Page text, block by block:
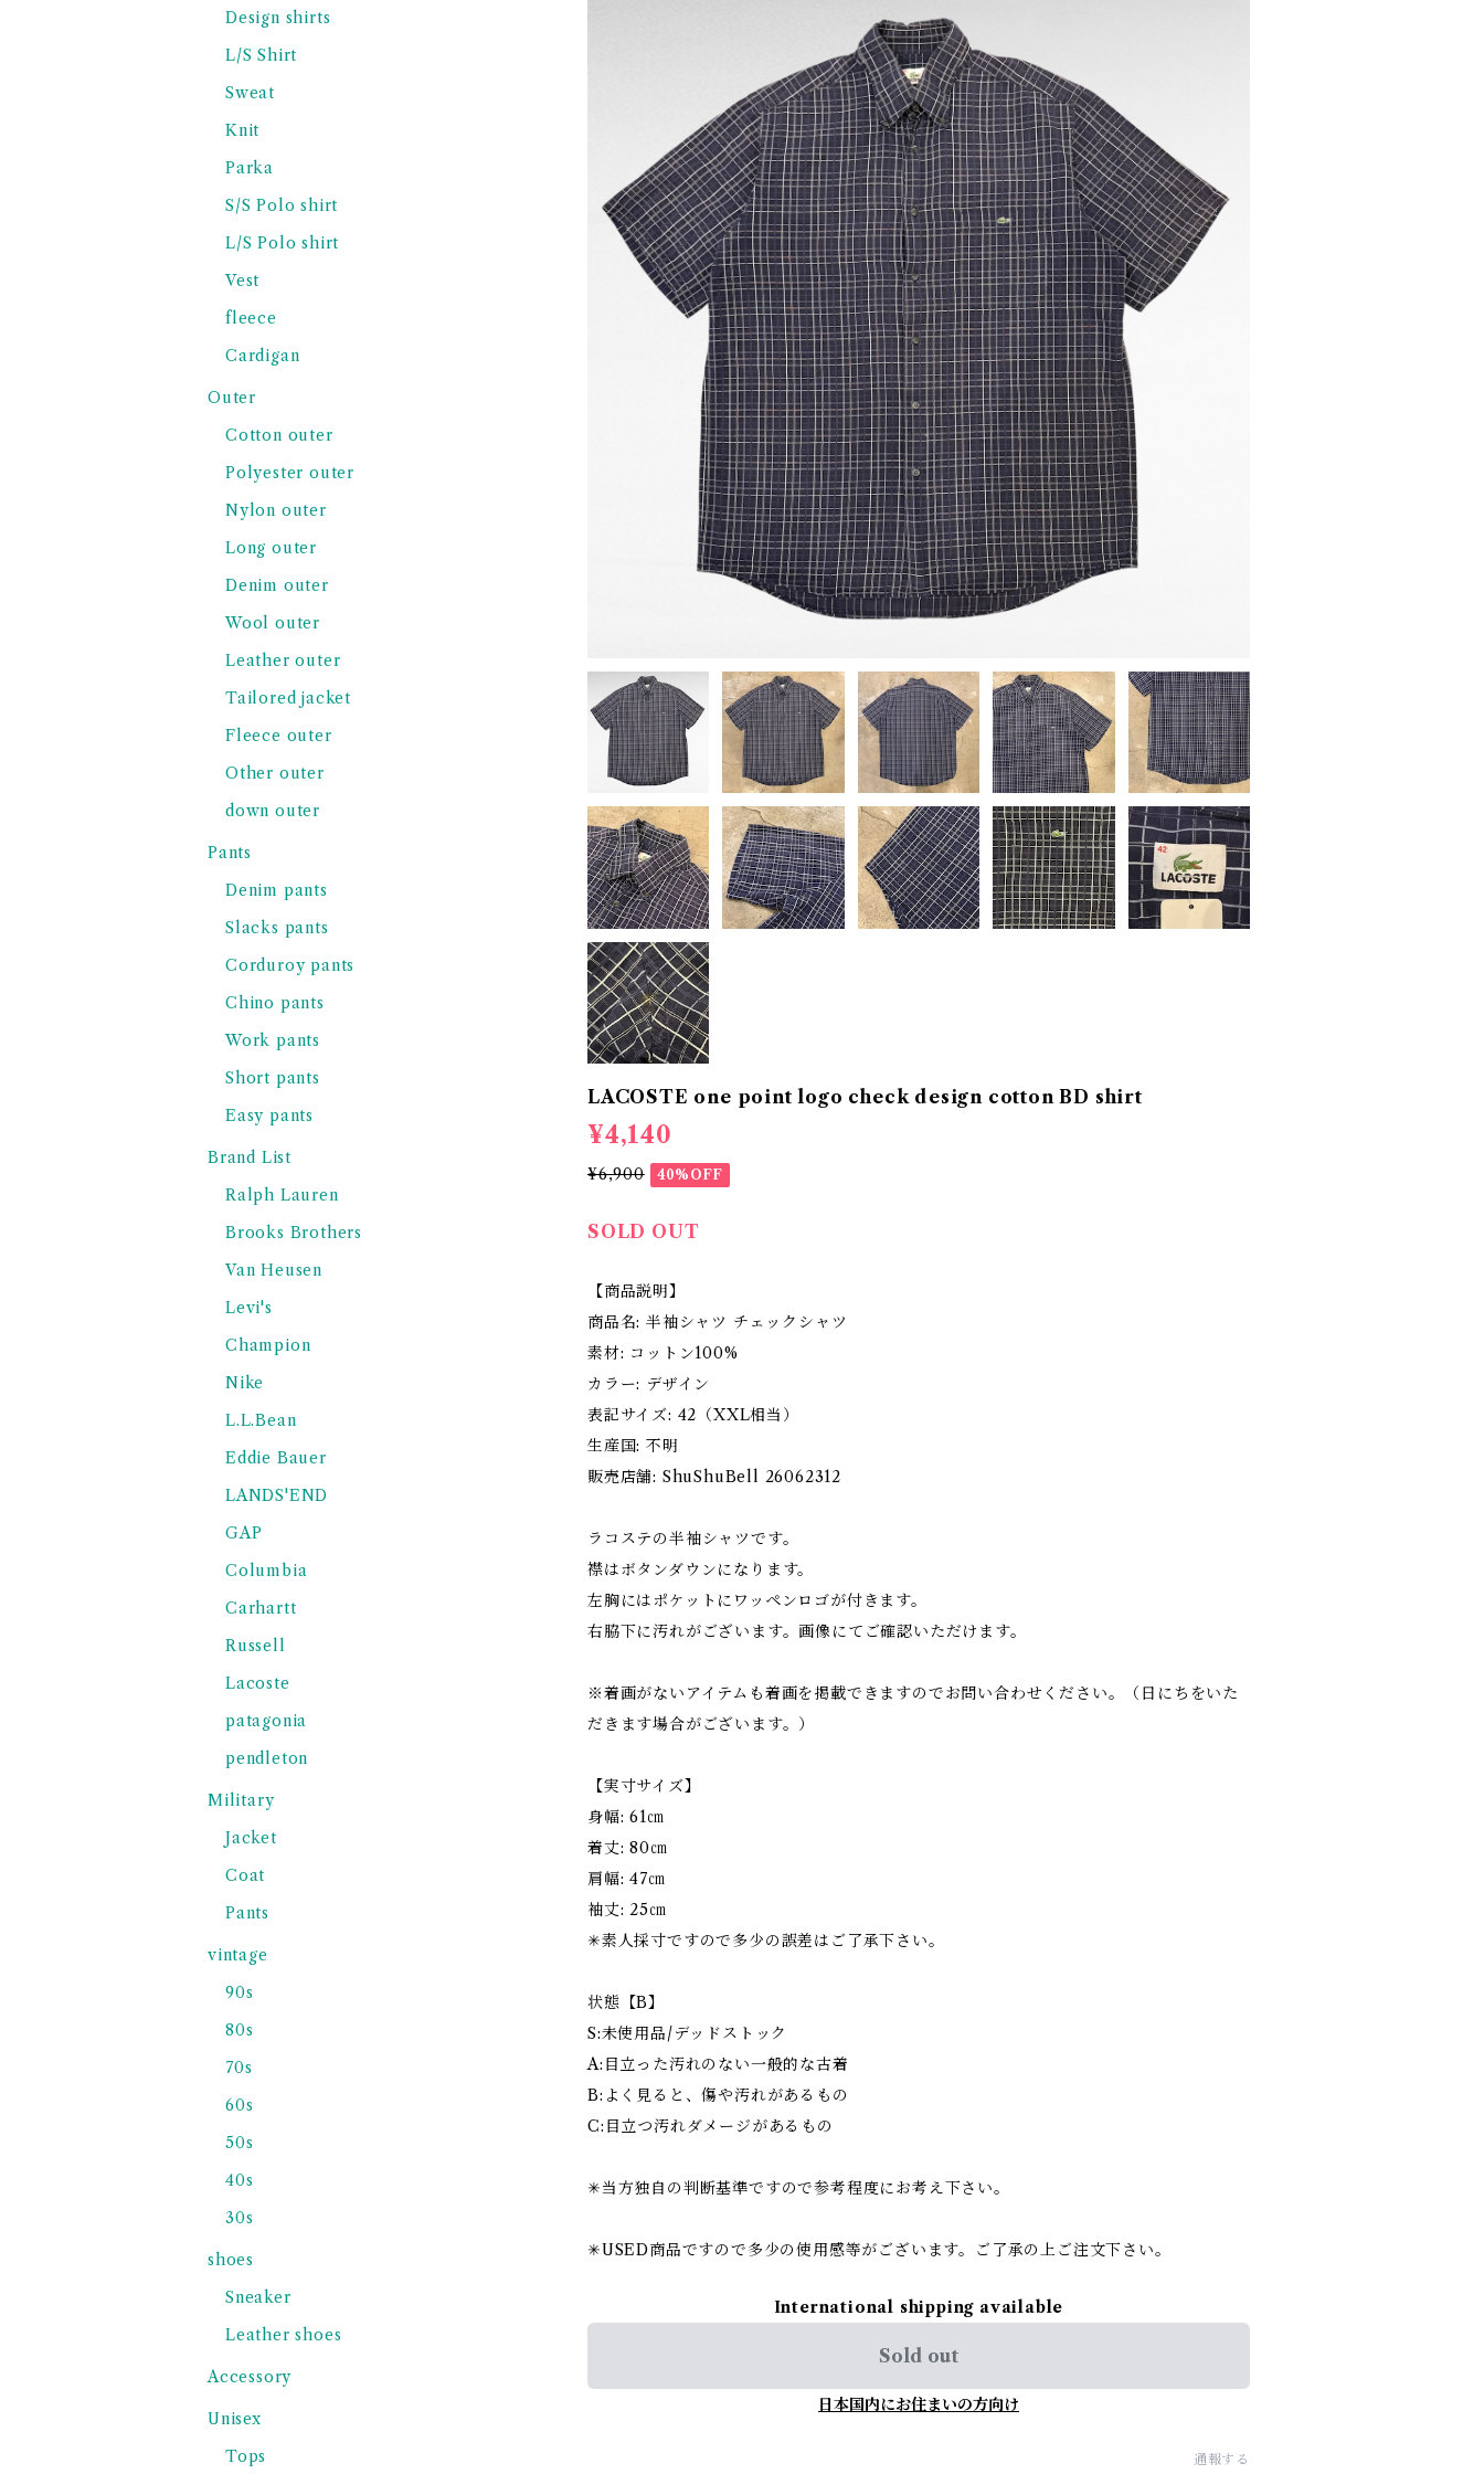
LACOSTE one point logo check design cotton BD shirt
¥4,140
¥6,900 40%OFF
SOLD OUT
【商品説明】
商品名: 半袖シャツ チェックシャツ
素材: コットン100%
カラー: デザイン
表記サイズ: 42（XXL相当）
生産国: 不明
販売店舗: ShuShuBell 26062312
ラコステの半袖シャツです。
襟はボタンダウンになります。
左胸にはポケットにワッペンロゴが付きます。
右脇下に汚れがございます。画像にてご確認いただけます。
※着画がないアイテムも着画を掲載できますのでお問い合わせください。（日にちをいた
だきます場合がございます。）
【実寸サイズ】
身幅: 61㎝
着丈: 80㎝
肩幅: 47㎝
袖丈: 25㎝
✳︎素人採寸ですので多少の誤差はご了承下さい。
状態【B】
S:未使用品/デッドストック
A:目立った汚れのない一般的な古着
B:よく見ると、傷や汚れがあるもの
C:目立つ汚れダメージがあるもの
✳︎当方独自の判断基準ですので参考程度にお考え下さい。
✳︎USED商品ですので多少の使用感等がございます。ご了承の上ご注文下さい。
International shipping available
Sold out
日本国内にお住まいの方向け
通報する
Design shirts
L/S Shirt
Sweat
Knit
Parka
S/S Polo shirt
L/S Polo shirt
Vest
fleece
Cardigan
Outer
Cotton outer
Polyester outer
Nylon outer
Long outer
Denim outer
Wool outer
Leather outer
Tailored jacket
Fleece outer
Other outer
down outer
Pants
Denim pants
Slacks pants
Corduroy pants
Chino pants
Work pants
Short pants
Easy pants
Brand List
Ralph Lauren
Brooks Brothers
Van Heusen
Levi's
Champion
Nike
L.L.Bean
Eddie Bauer
LANDS'END
GAP
Columbia
Carhartt
Russell
Lacoste
patagonia
pendleton
Military
Jacket
Coat
Pants
vintage
90s
80s
70s
60s
50s
40s
30s
shoes
Sneaker
Leather shoes
Accessory
Unisex
Tops